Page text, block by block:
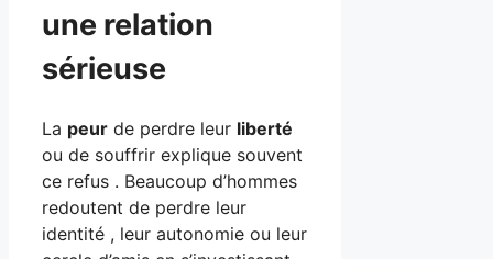
une relation
sérieuse
La peur de perdre leur liberté
ou de souffrir explique souvent
ce refus . Beaucoup d’hommes
redoutent de perdre leur
identité , leur autonomie ou leur